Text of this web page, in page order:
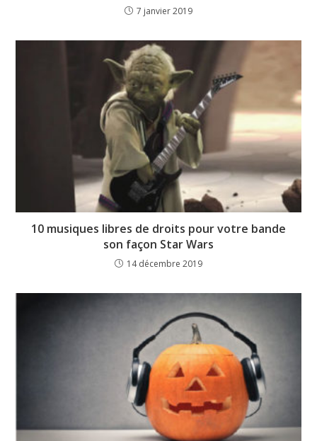
7 janvier 2019
10 musiques libres de droits pour votre bande
son façon Star Wars
14 décembre 2019